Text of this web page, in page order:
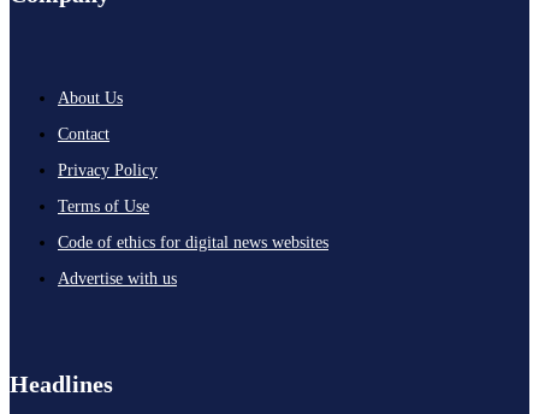
About Us
Contact
Privacy Policy
Terms of Use
Code of ethics for digital news websites
Advertise with us
Headlines